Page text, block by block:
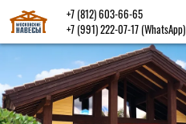
+7 (812) 603-66-65
+7 (991) 222-07-17 (WhatsApp)